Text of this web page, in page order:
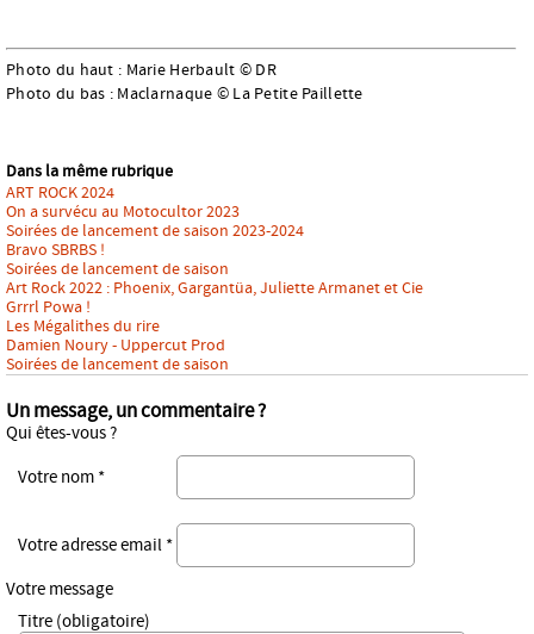
Photo du haut : Marie Herbault © DR
Photo du bas : Maclarnaque © La Petite Paillette
Dans la même rubrique
ART ROCK 2024
On a survécu au Motocultor 2023
Soirées de lancement de saison 2023-2024
Bravo SBRBS !
Soirées de lancement de saison
Art Rock 2022 : Phoenix, Gargantüa, Juliette Armanet et Cie
Grrrl Powa !
Les Mégalithes du rire
Damien Noury - Uppercut Prod
Soirées de lancement de saison
Un message, un commentaire ?
Qui êtes-vous ?
Votre nom *
Votre adresse email *
Votre message
Titre (obligatoire)